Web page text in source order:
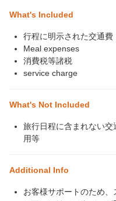
What's Included
行程に明示された交通費
Meal expenses
消費税等諸税
service charge
What's Not Included
旅行日程に含まれない
用等
Additional Info
お客様サポートのため